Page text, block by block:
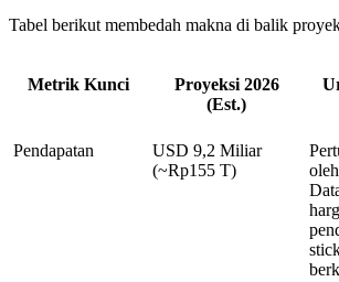
Tabel berikut membedah makna di balik
Metrik Kunci
Proyeksi 2026
(Est.)
Pendapatan
USD 9,2 Miliar
(~Rp155 T)